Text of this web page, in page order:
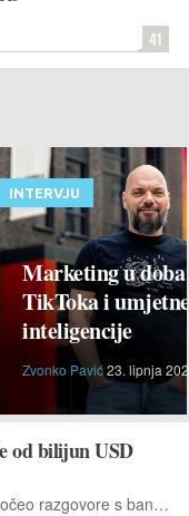
41
INTERVJU
Marketing u doba
TikToka i umjetne
inteligencije
Zvonko Pavić23. lipnja
od bilijun USD
SpaceX je navodno započeo razgovore s bankama o pokretanju ponude oko lipnja ili srpnja. Traže sredstva za razvoj svemirskih podatkovnih centara